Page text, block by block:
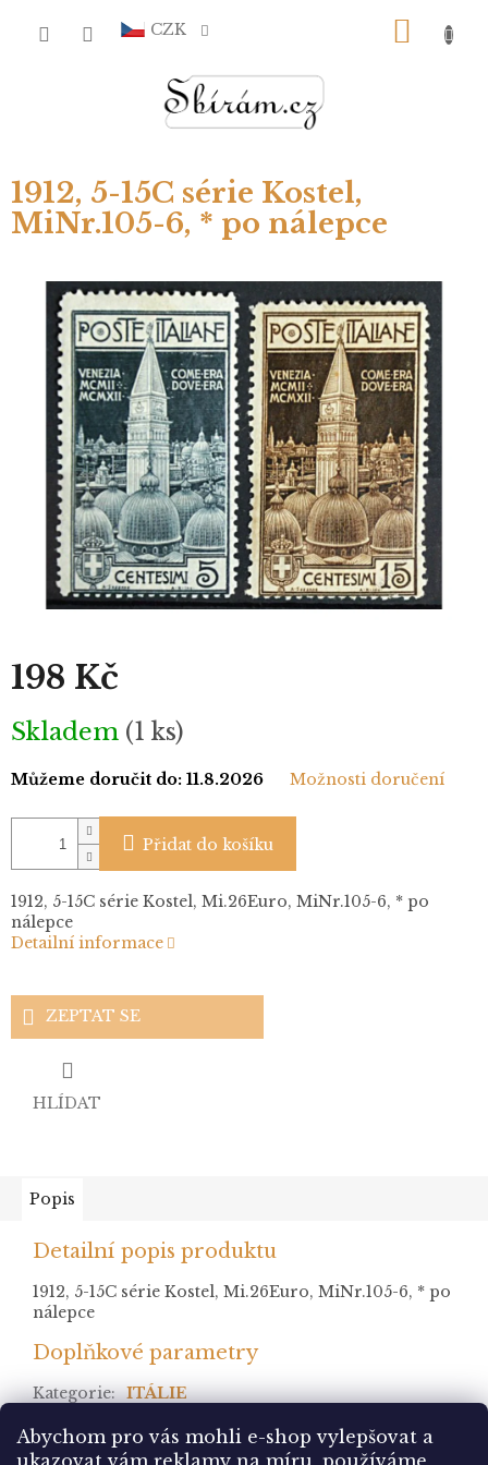
Abychom pro vás mohli e-shop vylepšovat a
ukazovat vám reklamy na míru, používáme
CZK
1912, 5-15C série Kostel,
MiNr.105-6, * po nálepce
198 Kč
Měrná
cena:
Skladem (1 ks)
Můžeme doručit do: 11.8.2026 Možnosti doručení
Přidat do košíku
1912, 5-15C série Kostel, Mi.26Euro, MiNr.105-6, * po
nálepce
Detailní informace
ZEPTAT SE
HLÍDAT
Popis
Detailní popis produktu
1912, 5-15C série Kostel, Mi.26Euro, MiNr.105-6, * po
nálepce
Doplňkové parametry
Kategorie: ITÁLIE